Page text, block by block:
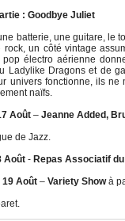
: Goodbye Juliet
batterie, une guitare, le
rock, un côté vintage
pop électro aérienne
Ladylike Dragons et de
univers fonctionne, ils ne
naïfs.
Août –Jeanne Added,
de Jazz.
Août - Repas Associatif
19 Août –Variety Showà